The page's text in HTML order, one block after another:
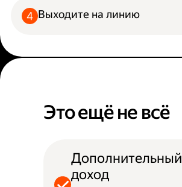
Выходите на линию
Это ещё не всё
Дополнительный
доход